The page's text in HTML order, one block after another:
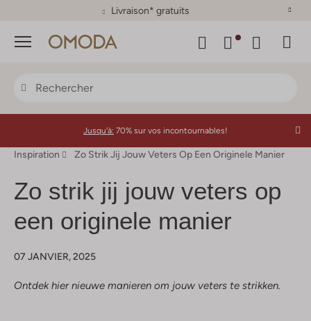
Plus de 500 marques
Menu
Jusqu'à: 70% sur vos incontournables!
Inspiration Zo Strik Jij Jouw Veters Op Een Originele Manier
Zo strik jij jouw veters op
een originele manier
07 JANVIER, 2025
Ontdek hier nieuwe manieren om jouw veters te strikken.